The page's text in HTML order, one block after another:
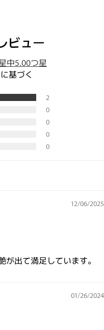
ビュー
中5.00つ星
基づく
2
0
0
0
0
12/06/2025
出て満足しています。
01/26/2024